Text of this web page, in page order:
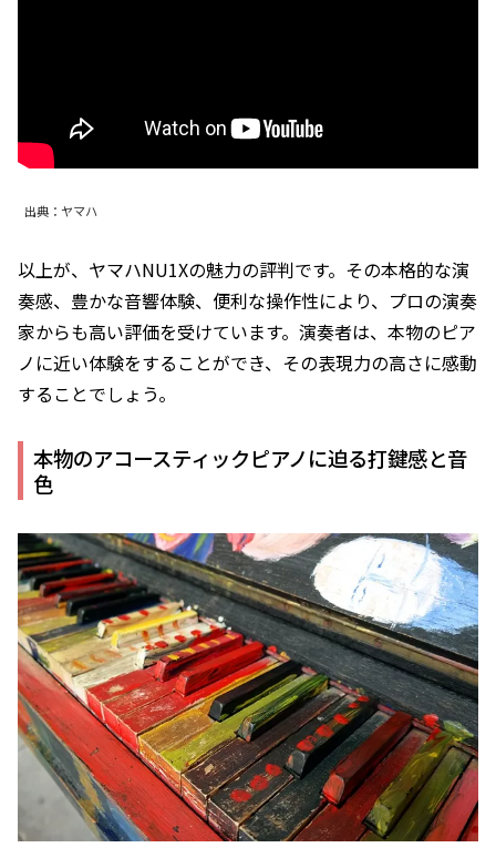
出典：ヤマハ
以上が、ヤマハNU1Xの魅力の評判です。その本格的な演
奏感、豊かな音響体験、便利な操作性により、プロの演奏
家からも高い評価を受けています。演奏者は、本物のピア
ノに近い体験をすることができ、その表現力の高さに感動
することでしょう。
本物のアコースティックピアノに迫る打鍵感と音
色